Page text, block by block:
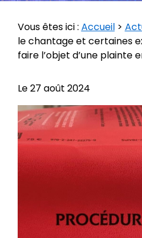
Vous êtes ici : Accueil>
le chantage et certaines
faire l’objet d’une plainte
Le27 août 2024